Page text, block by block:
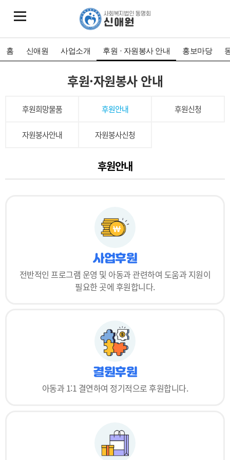
홈 신애원 사업소개 후원 · 자원봉사 안내 홍보마당
후원·자원봉사 안내
후원희망물품 후원안내 후원신청
자원봉사안내 자원봉사신청
후원안내
사업후원
전반적인 프로그램 운영 및 아동과 관련하여 도움과 지원이
필요한 곳에 후원합니다.
결원후원
아동과 1:1 결연하여 정기적으로 후원합니다.